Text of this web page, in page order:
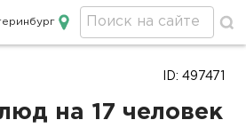
в Екатеринбурге
на 17 человек
ID: 497471